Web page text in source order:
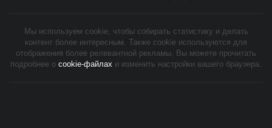
Мы используем cookie, чтобы собирать статистику и делать
контент более интересным. Также cookie используются для
отображения более релевантной рекламы. Вы можете прочитать
подробнее о cookie-файлах и изменить настройки вашего браузера.